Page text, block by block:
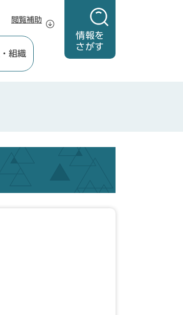
情報を
さがす
閲覧補助
・組織